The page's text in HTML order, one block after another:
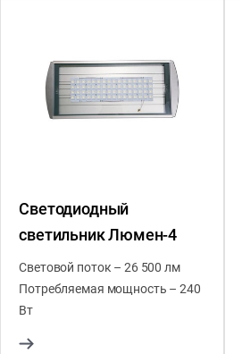
Светодиодный
светильник Люмен-4
Световой поток – 26 500 лм
Потребляемая мощность – 240
Вт